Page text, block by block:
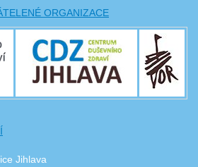
ORGANIZACE
Jihlava